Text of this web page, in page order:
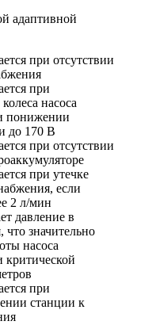
адаптивной
при отсутствии
при
насоса
понижении
до 170 В
при отсутствии
при утечке
если
2 л/мин
давление в
что значительно
насоса
критической
при
станции к